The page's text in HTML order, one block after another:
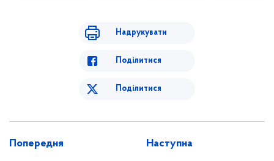
Надрукувати
Поділитися
Поділитися
Попередня Наступна